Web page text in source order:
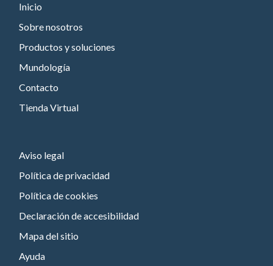
Inicio
Sobre nosotros
Productos y soluciones
Mundología
Contacto
Tienda Virtual
Aviso legal
Política de privacidad
Política de cookies
Declaración de accesibilidad
Mapa del sitio
Ayuda